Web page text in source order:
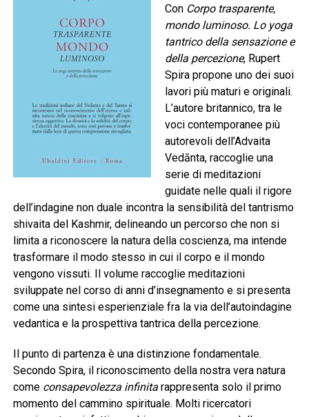
Con Corpo trasparente,
mondo luminoso. Lo yoga
tantrico della sensazione e
della percezione, Rupert
Spira propone uno dei suoi
lavori più maturi e originali.
L’autore britannico, tra le
voci contemporanee più
autorevoli dell’Advaita
Vedānta, raccoglie una
serie di meditazioni
guidate nelle quali il rigore
dell’indagine non duale incontra la sensibilità del tantrismo
shivaita del Kashmir, delineando un percorso che non si
limita a riconoscere la natura della coscienza, ma intende
trasformare il modo stesso in cui il corpo e il mondo
vengono vissuti. Il volume raccoglie meditazioni
sviluppate nel corso di anni d’insegnamento e si presenta
come una sintesi esperienziale fra la via dell’autoindagine
vedantica e la prospettiva tantrica della percezione.
Il punto di partenza è una distinzione fondamentale.
Secondo Spira, il riconoscimento della nostra vera natura
come consapevolezza infinitarappresenta solo il primo
momento del cammino spirituale. Molti ricercatori